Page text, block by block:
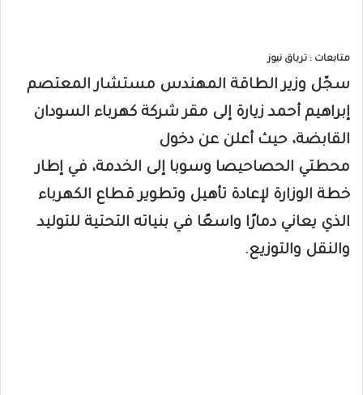
متابعات : ترياق نيوز
سجّل وزير الطاقة المهندس مستشار المعتصم
إبراهيم أحمد زيارة إلى مقر شركة كهرباء السودان
القابضة، حيث أعلن عن دخول
محطتي الحصاحيصا وسوبا إلى الخدمة، في إطار
خطة الوزارة لإعادة تأهيل وتطوير قطاع الكهرباء
الذي يعاني دمارًا واسعًا في بنياته التحتية للتوليد
والنقل والتوزيع.